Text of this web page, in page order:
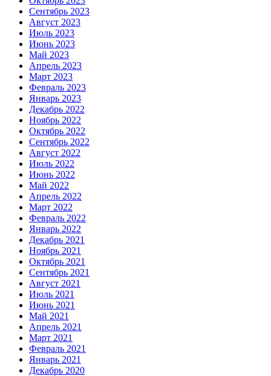
Сентябрь 2023
Август 2023
Июль 2023
Июнь 2023
Май 2023
Апрель 2023
Март 2023
Февраль 2023
Январь 2023
Декабрь 2022
Ноябрь 2022
Октябрь 2022
Сентябрь 2022
Август 2022
Июль 2022
Июнь 2022
Май 2022
Апрель 2022
Март 2022
Февраль 2022
Январь 2022
Декабрь 2021
Ноябрь 2021
Октябрь 2021
Сентябрь 2021
Август 2021
Июль 2021
Июнь 2021
Май 2021
Апрель 2021
Март 2021
Февраль 2021
Январь 2021
Декабрь 2020